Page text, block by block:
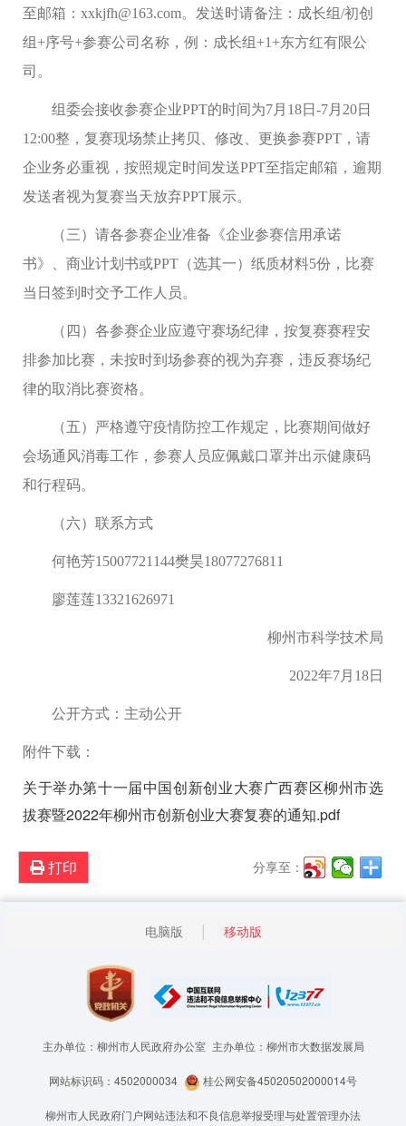
至邮箱 ： xxkjfh@163.com。 发送时请备注：成长组/初创
组 +序号+参赛公司名称 ， 例：成长组 +1+东方红有限公
司 。
组委会接收参赛企业PPT的时间为7月 18日 -7月 20日
12:00整，复赛现场禁止拷贝、修改、更换参赛PPT ，请
企业务必重视，按照规定时间发送PPT至指定邮箱，逾期
发送者视为复赛当天放弃PPT展示。
（三）请各参赛企业准备 《企业参赛信用承诺
书》、 商业计划书或PPT （选其一）纸质材料5份，比赛
当日签到时交予工作人员。
（四）各参赛企业应遵守赛场纪律，按复赛赛程安
排参加比赛，未按时到场参赛的视为弃赛，违反赛场纪
律的取消比赛资格。
（五）严格遵守疫情防控工作规定，比赛期间做好
会场通风消毒工作 ，参赛人员应佩戴口罩并出示健康码
和行程码。
（六）联系方式
何艳芳1 5007721144樊昊18077276811
廖莲莲13321626971
柳州市科学技术局
2022年7月 18日
公开方式：主动公开
附件下载：
关于举办第十一届中国创新创业大赛广西赛区柳州市选
拔赛暨2022年柳州市创新创业大赛复赛的通知.pdf
打印 分享至：
电脑版 移动版
主办单位：柳州市人民政府办公室 主办单位：柳州市大数据发展局
网站标识码：4502000034 桂公网安备45020502000014号
柳州市人民政府门户网站违法和不良信息举报受理与处置管理办法